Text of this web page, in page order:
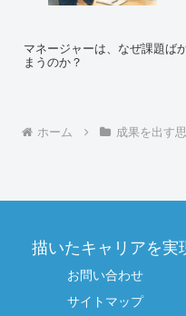
マネージャーは、なぜ課題ば
まうのか？
ホーム 成果を出す
描いたキャリアを実
お問い合わせ
サイトマップ